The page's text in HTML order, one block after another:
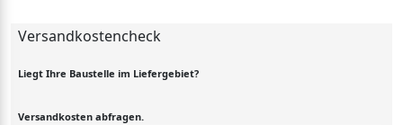
Versandkostencheck
Liegt Ihre Baustelle im Liefergebiet?
Versandkosten abfragen.